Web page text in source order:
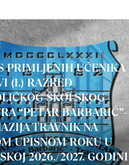
PRIMLJENIH UČENIKA
(I.) RAZRED
ŠKOLSKOG
“PETAR BARBARIĆ”-
TRAVNIK NA
UPISNOM ROKU U
2026./2027. GODINI